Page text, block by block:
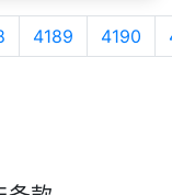
4189 4190